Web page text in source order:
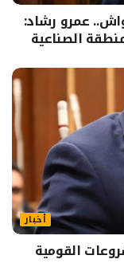
عمرو رشاد:
الصناعية
أخبار
القومية